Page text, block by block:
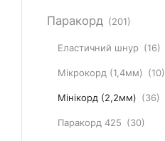
Паракорд (201)
Еластичний шнур (16)
Мікрокорд (1,4мм) (10)
Мінікорд (2,2мм) (36)
Паракорд 425 (30)